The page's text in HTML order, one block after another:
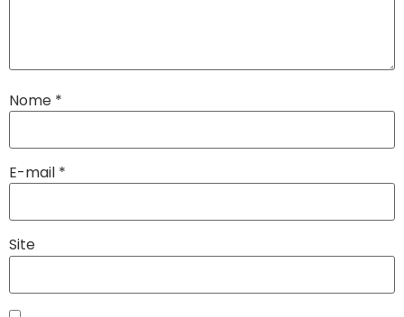
Nome *
E-mail *
Site